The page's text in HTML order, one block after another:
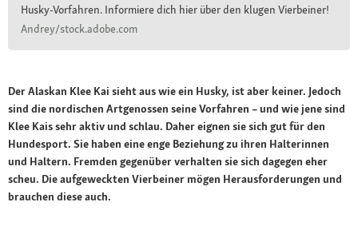
Husky-Vorfahren. Informiere dich hier über den klugen Vierbeiner!
Andrey/stock.adobe.com
Der Alaskan Klee Kai sieht aus wie ein Husky, ist aber keiner. Jedoch
sind die nordischen Artgenossen seine Vorfahren – und wie jene sind
Klee Kais sehr aktiv und schlau. Daher eignen sie sich gut für den
Hundesport. Sie haben eine enge Beziehung zu ihren Halterinnen
und Haltern. Fremden gegenüber verhalten sie sich dagegen eher
scheu. Die aufgeweckten Vierbeiner mögen Herausforderungen und
brauchen diese auch.